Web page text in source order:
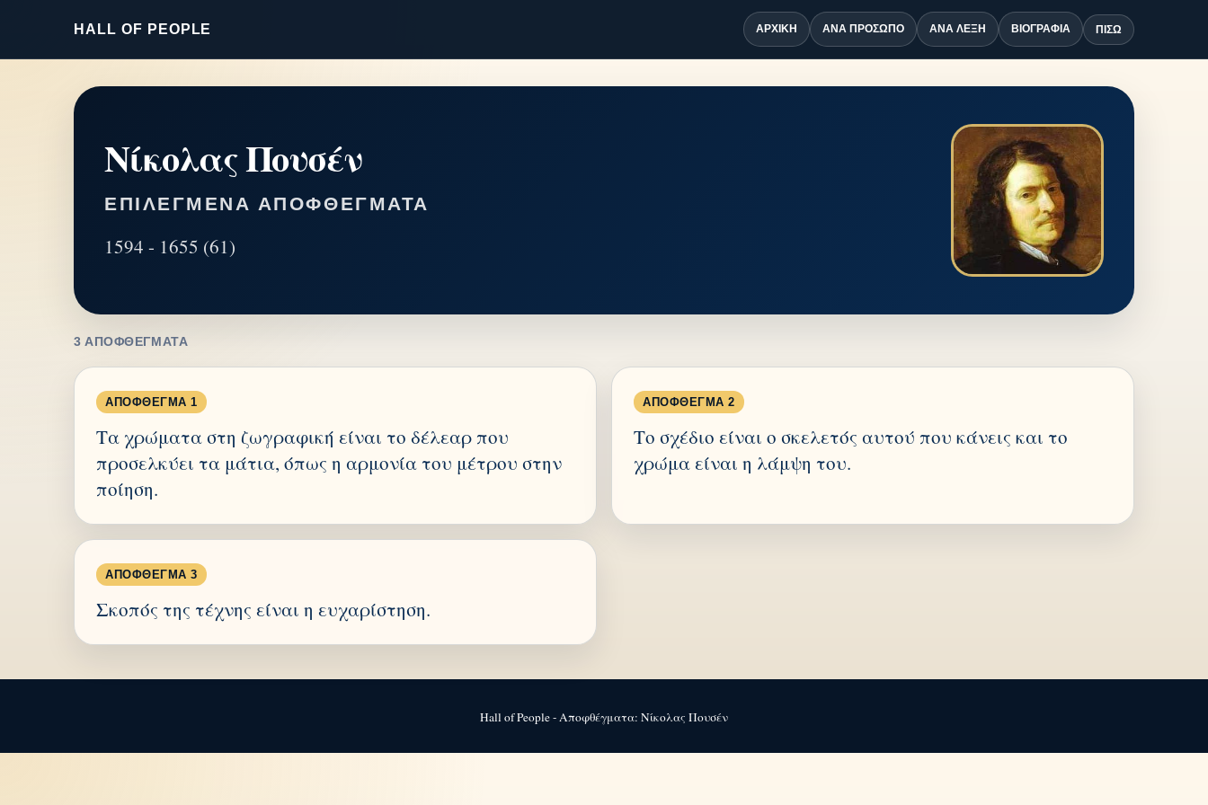
HALL OF PEOPLE ΑΡΧΙΚΉ ΑΝΆ ΠΡΌΣΩΠΟ ΑΝΆ ΛΈΞΗ ΒΙΟΓΡΑΦΊΑ ΠΊΣΩ
Νίκολας Πουσέν
ΕΠΙΛΕΓΜΈΝΑ ΑΠΟΦΘΈΓΜΑΤΑ
1594 - 1655 (61)
3 ΑΠΟΦΘΈΓΜΑΤΑ
ΑΠΌΦΘΕΓΜΑ 1
Τα χρώματα στη ζωγραφική είναι το δέλεαρ που
προσελκύει τα μάτια, όπως η αρμονία του μέτρου στην
ποίηση.
ΑΠΌΦΘΕΓΜΑ 2
Το σχέδιο είναι ο σκελετός αυτού που κάνεις και το
χρώμα είναι η λάμψη του.
ΑΠΌΦΘΕΓΜΑ 3
Σκοπός της τέχνης είναι η ευχαρίστηση.
Hall of People - Αποφθέγματα: Νίκολας Πουσέν